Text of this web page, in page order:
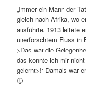
„Immer ein Mann der
gleich nach Afrika, wo
ausführte. 1913 leitete
unerforschtem Fluss in
>Das war die
das konnte ich mir
gelernt>!“ Damals war
🙂